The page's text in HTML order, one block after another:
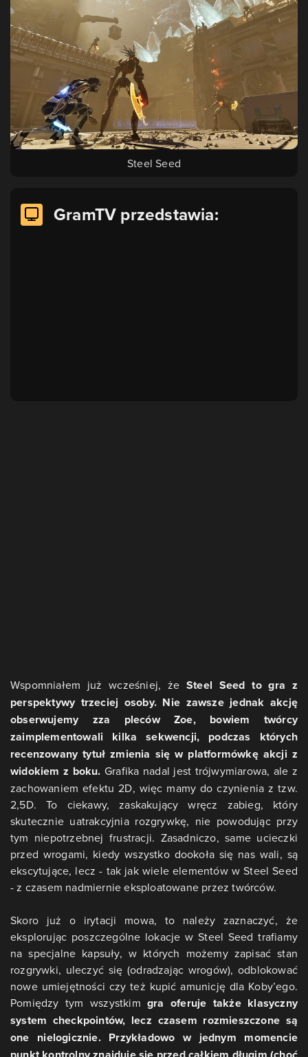
Steel Seed
GramTV przedstawia:
Wspomniałem już wcześniej, żeSteel Seed to gra z
perspektywy trzeciej osoby. Nie zawsze jednak akcję
obserwujemy zza pleców Zoe, bowiem twórcy
zaimplementowali kilka sekwencji, podczas których
recenzowany tytuł zmienia się w platformówkę akcji z
widokiem z boku. Grafika nadal jest trójwymiarowa, ale z
zachowaniem efektu 2D, więc mamy do czynienia z tzw.
2,5D. To ciekawy, zaskakujący wręcz zabieg, który
skutecznie uatrakcyjnia rozgrywkę, nie powodując przy
tym niepotrzebnej frustracji. Zasadniczo, same ucieczki
przed wrogami, kiedy wszystko dookoła się nas wali, są
ekscytujące, lecz - tak jak wiele elementów w Steel Seed
- z czasem nadmiernie eksploatowane przez twórców.
Skoro już o irytacji mowa, to należy zaznaczyć, że
eksplorując poszczególne lokacje w Steel Seed trafiamy
na specjalne kapsuły, w których możemy zapisać stan
rozgrywki, uleczyć się (odradzając wrogów), odblokować
nowe umiejętności czy też kupić amunicję dla Koby’ego.
Pomiędzy tym wszystkimgra oferuje także klasyczny
system checkpointów, lecz czasem rozmieszczone są
one nielogicznie. Przykładowo w jednym momencie